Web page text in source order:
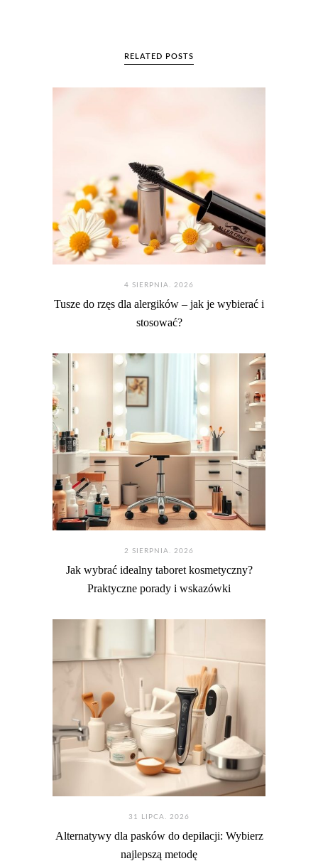
RELATED POSTS
4 SIERPNIA. 2026
Tusze do rzęs dla alergików – jak je wybierać i
stosować?
2 SIERPNIA. 2026
Jak wybrać idealny taboret kosmetyczny?
Praktyczne porady i wskazówki
31 LIPCA. 2026
Alternatywy dla pasków do depilacji: Wybierz
najlepszą metodę